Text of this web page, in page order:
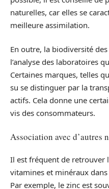
naturelles, car elles se
meilleure assimilation.
En outre, la biodiversité
l’analyse des laboratoires
Certaines marques, telles
su se distinguer par la
actifs. Cela donne une
vis des consommateurs.
Association avec d’autres
Il est fréquent de retrouver
vitamines et minéraux
Par exemple, le zinc est